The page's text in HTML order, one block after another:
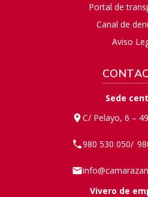
Portal de
Canal de
Aviso
Sede
C/ Pelayo, 6 –
980 530 050/
Vivero de